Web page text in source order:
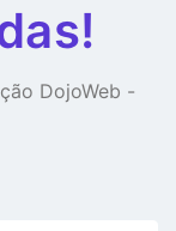
DojoWeb -